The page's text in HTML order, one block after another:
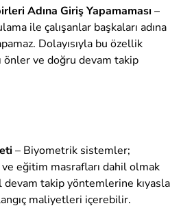
Adına Giriş Yapamaması –
ile çalışanlar başkaları adına
Dolayısıyla bu özellik
önler ve doğru devam takip
– Biyometrik sistemler;
ve eğitim masrafları dahil olmak
takip yöntemlerine kıyasla
maliyetleri içerebilir.